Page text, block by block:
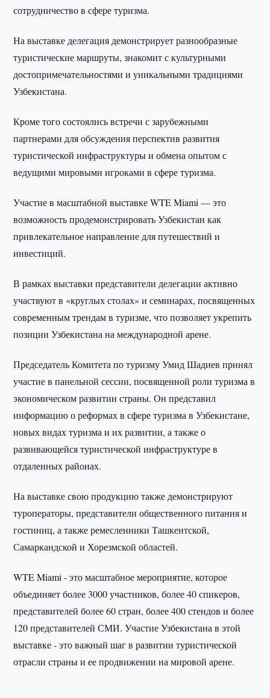
сотрудничество в сфере туризма.
На выставке делегация демонстрирует разнообразные
туристические маршруты, знакомит с культурными
достопримечательностями и уникальными традициями
Узбекистана.
Кроме того состоялись встречи с зарубежными
партнерами для обсуждения перспектив развития
туристической инфраструктуры и обмена опытом с
ведущими мировыми игроками в сфере туризма.
Участие в масштабной выставке WTE Miami — это
возможность продемонстрировать Узбекистан как
привлекательное направление для путешествий и
инвестиций.
В рамках выставки представители делегации активно
участвуют в «круглых столах» и семинарах, посвященных
современным трендам в туризме, что позволяет укрепить
позиции Узбекистана на международной арене.
Председатель Комитета по туризму Умид Шадиев принял
участие в панельной сессии, посвященной роли туризма в
экономическом развитии страны. Он представил
информацию о реформах в сфере туризма в Узбекистане,
новых видах туризма и их развитии, а также о
развивающейся туристической инфраструктуре в
отдаленных районах.
На выставке свою продукцию также демонстрируют
туроператоры, представители общественного питания и
гостиниц, а также ремесленники Ташкентской,
Самаркандской и Хорезмской областей.
WTE Miami - это масштабное мероприятие, которое
объединяет более 3000 участников, более 40 спикеров,
представителей более 60 стран, более 400 стендов и более
120 представителей СМИ. Участие Узбекистана в этой
выставке - это важный шаг в развитии туристической
отрасли страны и ее продвижении на мировой арене.